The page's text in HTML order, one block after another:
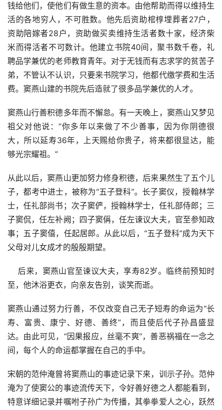
钱给他们，使他们有做生意的资本。由他帮助而得以维持生
活的各地穷人，不可胜数。他先后资助棺椁埋葬者27户，
资助陪嫁者28户，资助做买卖维持生活者数十家，经济柴
米而得活者不可数计。他建立书院40间，聚书数千卷，礼
聘品学兼优的老师教育青年。对于无钱而有志求学的贫苦子
弟，不管认不认识，只要来书院学习，他都代缴学费和生活
费。窦燕山建的书院先后造就了很多品学兼优的人才。
窦燕山行善积德多年而不懈怠。有一天晚上，窦燕山又梦见
祖父对他说：“你多年以来做了不少善事，因为你阴德很
大，所以延寿36年，上天赐给你贵子，将来都很显达，能
够光宗耀祖。”
从此以后，窦燕山更加努力修身积德，后来果然生了五个儿
子，都考中进士，被称为“五子登科”。长子窦仪，授翰林学
士，任礼部尚书；次子窦俨，授翰林学士，任礼部侍郎；三
子窦侃，任左补阙；四子窦偁，任左谏议大夫，官至参知政
事；五子窦僖，任起居郎。从此以后，“五子登科”成为天下
父母对儿女成才的殷殷期望。
后来，窦燕山官至谏议大夫，享寿82岁。临终前预知时
至，他沐浴更衣，向亲友告别，谈笑而逝。
窦燕山通过努力行善，不仅改变自己无子短寿的命运为“长
寿、富贵、康宁、好德、善终”，而且使后代子孙昌盛显
达。由此可见，“因果报应，丝毫不爽”，善恶祸福在一念之
间，每个人的命运都掌握在自己的手中。
宋朝的范仲淹曾将窦燕山的事迹记录下来，训示子孙。范仲
淹为了使窦公的事迹流传天下，令好善好德之人都能看到，
特意详细记录并嘱咐子孙广为传播，其拳拳爱人之心，跃然